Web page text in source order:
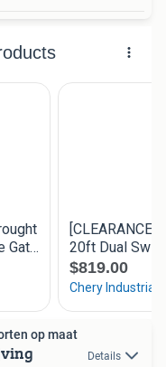
op maat
Details